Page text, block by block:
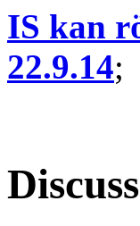
IS kan
22.9.14;